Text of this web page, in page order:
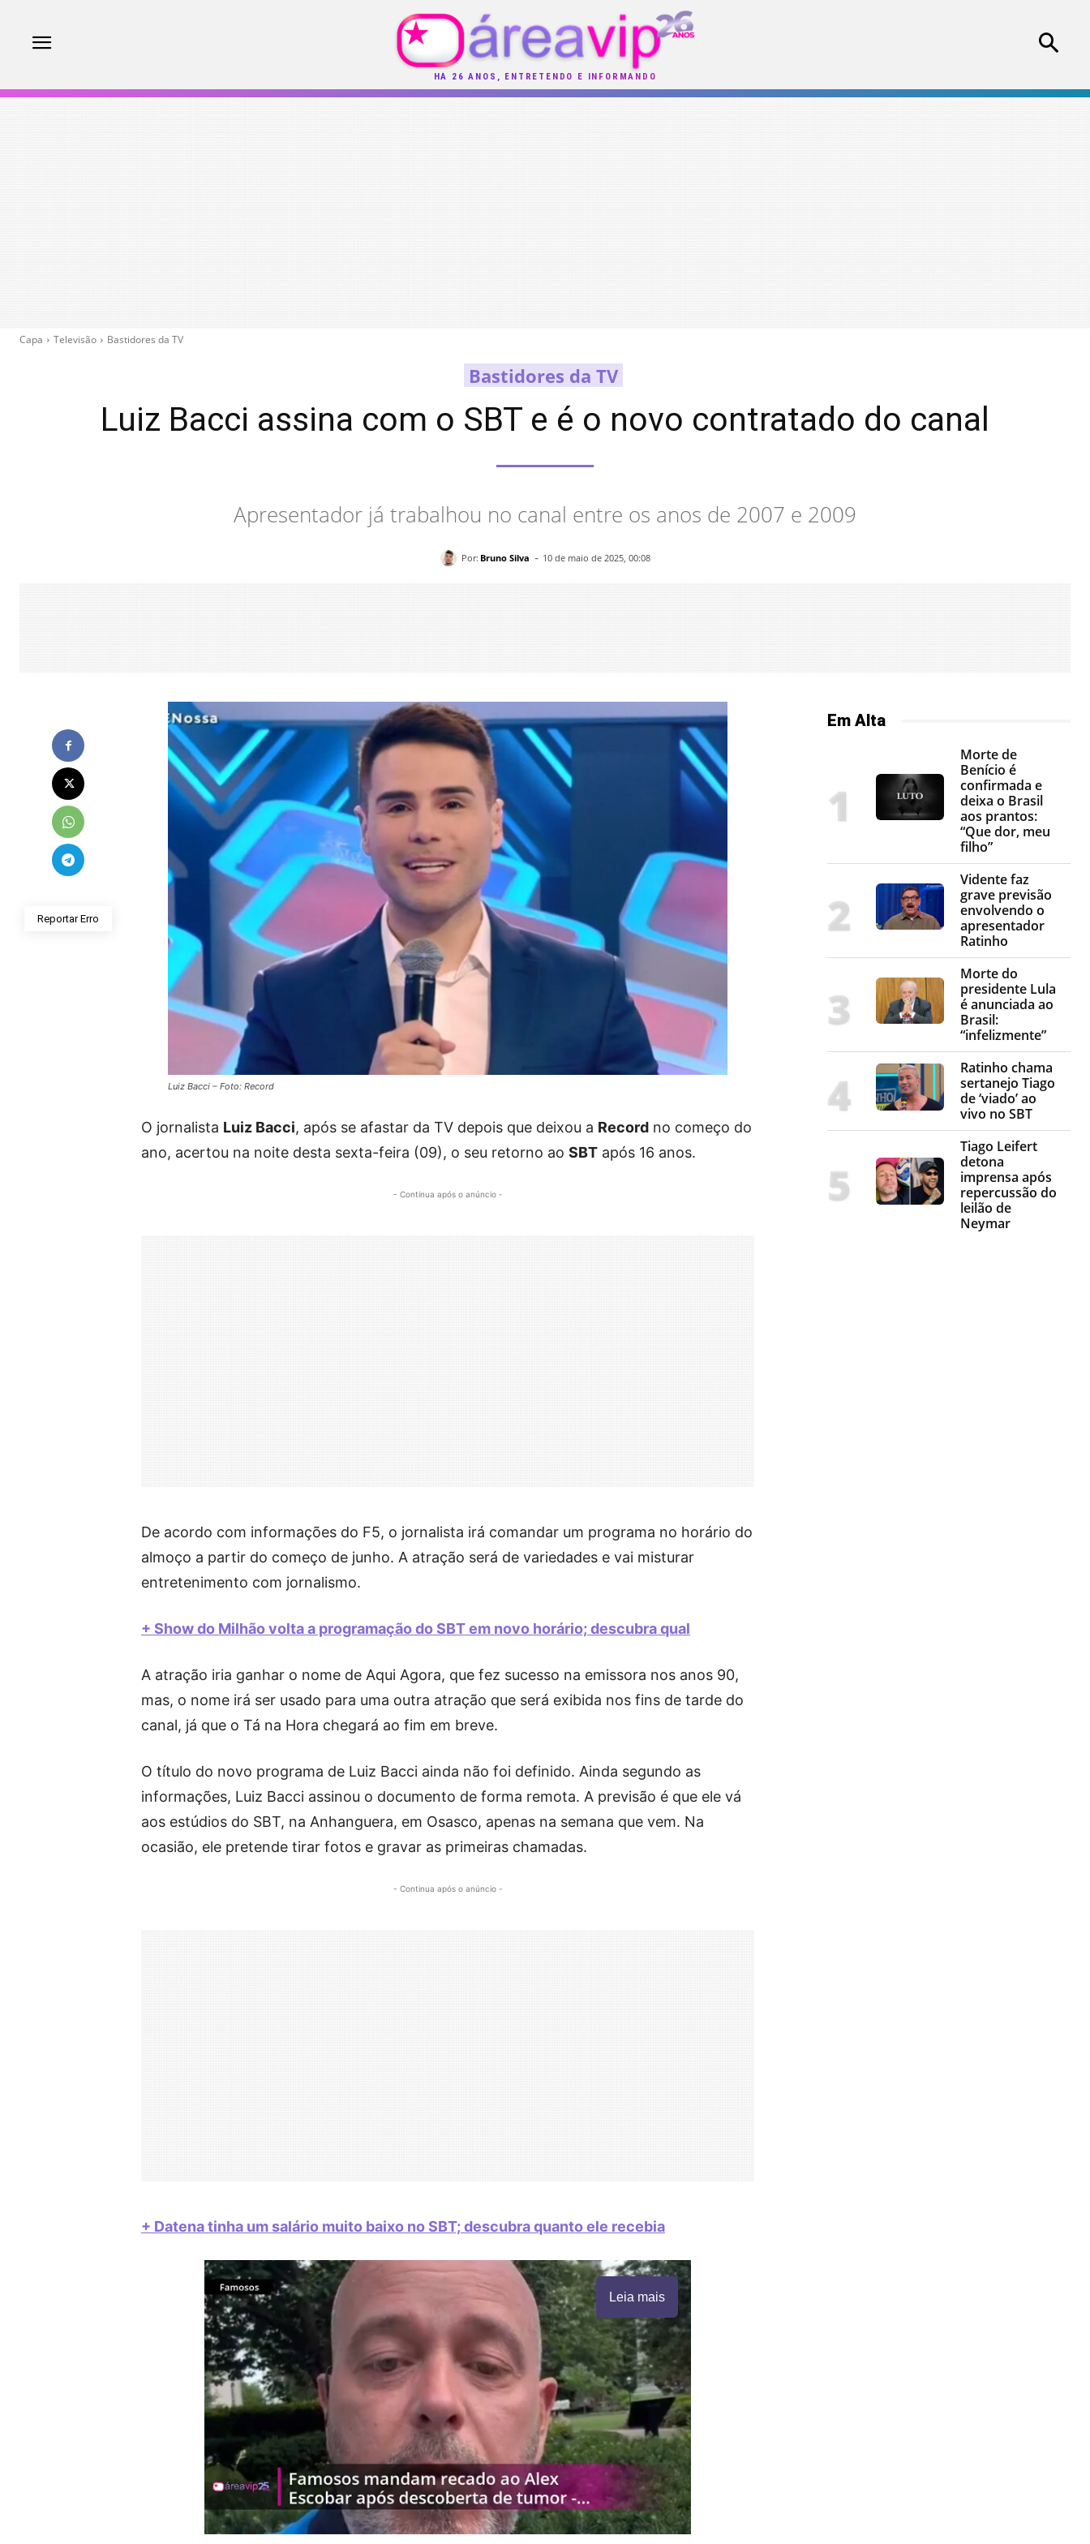
HÁ 26 ANOS, ENTRETENDO E INFORMANDO
Capa Televisão Bastidores da TV
Bastidores da TV
Luiz Bacci assina com o SBT e é o novo contratado do canal
Apresentador já trabalhou no canal entre os anos de 2007 e 2009
Por: Bruno Silva - 10 de maio de 2025, 00:08
Reportar Erro
Luiz Bacci – Foto: Record
O jornalista Luiz Bacci, após se afastar da TV depois que deixou a Record no começo do
ano, acertou na noite desta sexta-feira (09), o seu retorno ao SBT após 16 anos.
- Continua após o anúncio -
De acordo com informações do F5, o jornalista irá comandar um programa no horário do
almoço a partir do começo de junho. A atração será de variedades e vai misturar
entretenimento com jornalismo.
+ Show do Milhão volta a programação do SBT em novo horário; descubra qual
A atração iria ganhar o nome de Aqui Agora, que fez sucesso na emissora nos anos 90,
mas, o nome irá ser usado para uma outra atração que será exibida nos fins de tarde do
canal, já que o Tá na Hora chegará ao fim em breve.
O título do novo programa de Luiz Bacci ainda não foi definido. Ainda segundo as
informações, Luiz Bacci assinou o documento de forma remota. A previsão é que ele vá
aos estúdios do SBT, na Anhanguera, em Osasco, apenas na semana que vem. Na
ocasião, ele pretende tirar fotos e gravar as primeiras chamadas.
- Continua após o anúncio -
+ Datena tinha um salário muito baixo no SBT; descubra quanto ele recebia
Leia mais
Em Alta
Morte de
Benício é
confirmada e
deixa o Brasil
aos prantos:
“Que dor, meu
filho”
Vidente faz
grave previsão
envolvendo o
apresentador
Ratinho
Morte do
presidente Lula
é anunciada ao
Brasil:
“infelizmente”
Ratinho chama
sertanejo Tiago
de ‘viado’ ao
vivo no SBT
Tiago Leifert
detona
imprensa após
repercussão do
leilão de
Neymar